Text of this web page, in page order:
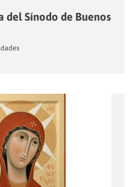
del Sínodo de Buenos